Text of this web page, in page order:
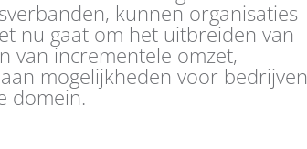
kunnen organisaties
nu gaat om het uitbreiden van
van incrementele omzet,
mogelijkheden voor bedrijven
domein.